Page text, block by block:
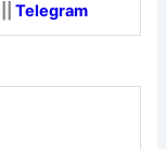
||Telegram